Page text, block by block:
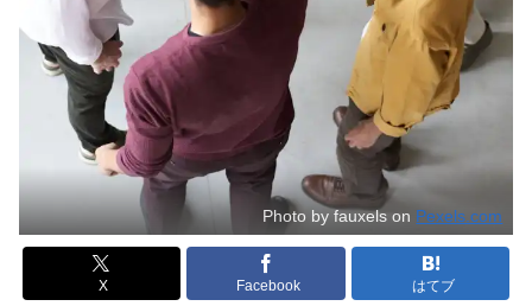
Photo by fauxels on Pexels.com
X Facebook はてブ